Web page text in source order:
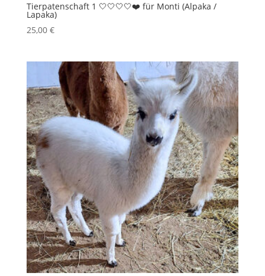
Tierpatenschaft 1 🤍🤍🤍🤍❤️ für Monti (Alpaka /
Lapaka)
25,00 €